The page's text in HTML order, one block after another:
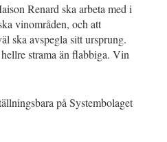
Renard ska arbeta med i
vinområden, och att
ska avspegla sitt ursprung.
strama än flabbiga. Vin
på Systembolaget